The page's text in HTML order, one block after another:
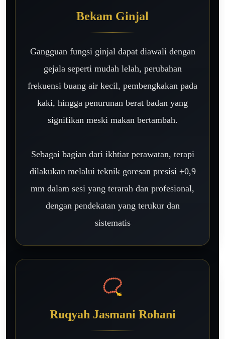
Bekam Ginjal
Gangguan fungsi ginjal dapat diawali dengan
gejala seperti mudah lelah, perubahan
frekuensi buang air kecil, pembengkakan pada
kaki, hingga penurunan berat badan yang
signifikan meski makan bertambah.
Sebagai bagian dari ikhtiar perawatan, terapi
dilakukan melalui teknik goresan presisi ±0,9
mm dalam sesi yang terarah dan profesional,
dengan pendekatan yang terukur dan
sistematis
📿
Ruqyah Jasmani Rohani